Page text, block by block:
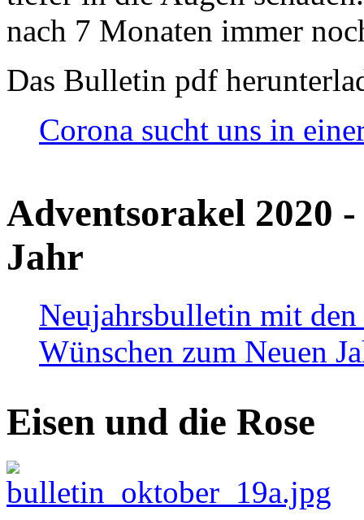
nach 7 Monaten immer
Das Bulletin pdf
Corona sucht uns in
Adventsorakel 2020
Jahr
Neujahrsbulletin mit den
Wünschen zum Neuen
Eisen und die Rose